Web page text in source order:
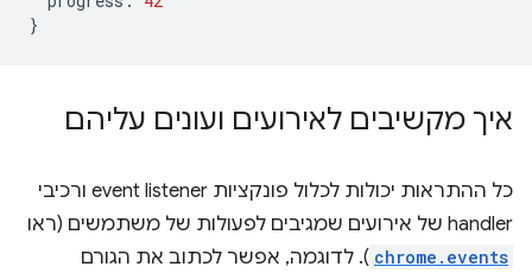
}
איך מקשיבים לאירועים ועונים עליהם
כל ההתראות יכולות לכלול פונקציות event listener ורכיבי
handler של אירועים שמגיבים לפעולות של משתמשים (ראו
chrome.events ). לדוגמה, אפשר לכתוב את הגורם